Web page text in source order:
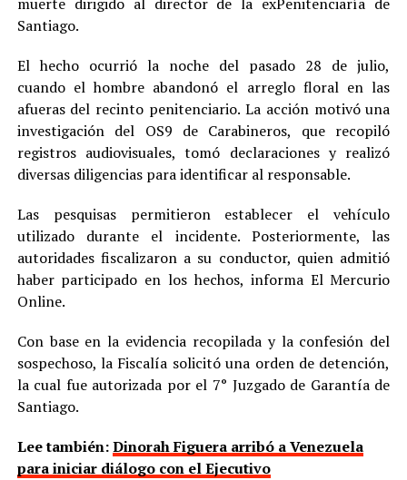
Santiago.
El hecho ocurrió la noche del pasado 28 de julio,
cuando el hombre abandonó el arreglo floral en las
afueras del recinto penitenciario. La acción motivó una
investigación del OS9 de Carabineros, que recopiló
registros audiovisuales, tomó declaraciones y realizó
diversas diligencias para identificar al responsable.
Las pesquisas permitieron establecer el vehículo
utilizado durante el incidente. Posteriormente, las
autoridades fiscalizaron a su conductor, quien admitió
haber participado en los hechos, informa El Mercurio
Online.
Con base en la evidencia recopilada y la confesión del
sospechoso, la Fiscalía solicitó una orden de detención,
la cual fue autorizada por el 7° Juzgado de Garantía de
Santiago.
Lee también:Dinorah Figuera arribó a Venezuela
para iniciar diálogo con el Ejecutivo